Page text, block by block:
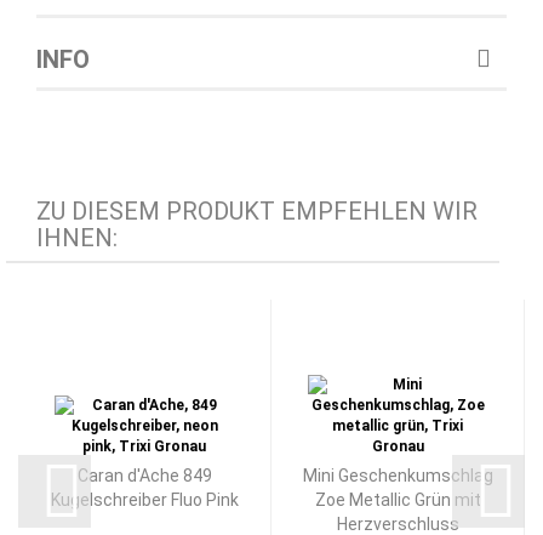
INFO
ZU DIESEM PRODUKT EMPFEHLEN WIR
IHNEN:
Caran d'Ache 849
Kugelschreiber Fluo Pink
Mini Geschenkumschlag
Zoe Metallic Grün mit
Herzverschluss